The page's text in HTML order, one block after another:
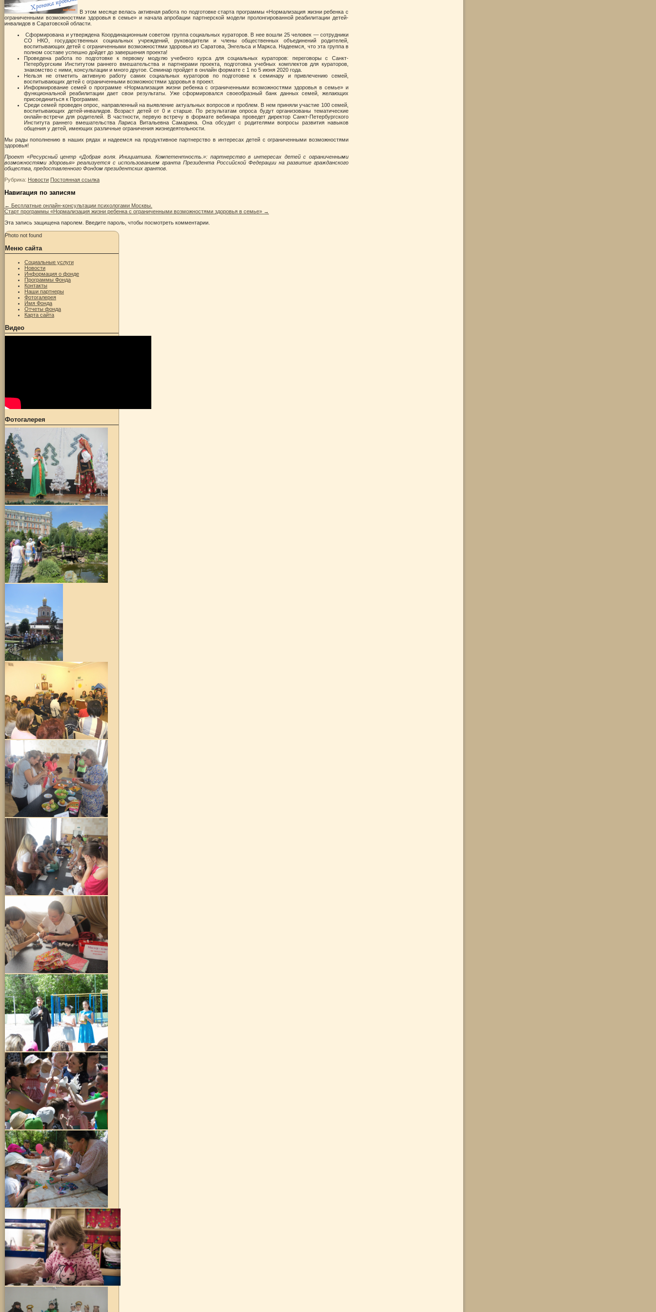
В этом месяце велась активная работа по подготовке старта программы «Нормализация жизни ребенка с
ограниченными возможностями здоровья в семье» и начала апробации партнерской модели пролонгированной реабилитации детей-
инвалидов в Саратовской области.
Сформирована и утверждена Координационным советом группа социальных кураторов. В нее вошли 25 человек — сотрудники
СО НКО, государственных социальных учреждений, руководители и члены общественных объединений родителей,
воспитывающих детей с ограниченными возможностями здоровья из Саратова, Энгельса и Маркса. Надеемся, что эта группа в
полном составе успешно дойдет до завершения проекта!
Проведена работа по подготовке к первому модулю учебного курса для социальных кураторов: переговоры с Санкт-
Петербургским Институтом раннего вмешательства и партнерами проекта, подготовка учебных комплектов для кураторов,
знакомство с ними, консультации и много другое. Семинар пройдет в онлайн формате с 1 по 5 июня 2020 года.
Нельзя не отметить активную работу самих социальных кураторов по подготовке к семинару и привлечению семей,
воспитывающих детей с ограниченными возможностями здоровья в проект.
Информирование семей о программе «Нормализация жизни ребенка с ограниченными возможностями здоровья в семье» и
функциональной реабилитации дает свои результаты. Уже сформировался своеобразный банк данных семей, желающих
присоединиться к Программе.
Среди семей проведен опрос, направленный на выявление актуальных вопросов и проблем. В нем приняли участие 100 семей,
воспитывающих детей-инвалидов. Возраст детей от 0 и старше. По результатам опроса будут организованы тематические
онлайн-встречи для родителей. В частности, первую встречу в формате вебинара проведет директор Санкт-Петербургского
Института раннего вмешательства Лариса Витальевна Самарина. Она обсудит с родителями вопросы развития навыков
общения у детей, имеющих различные ограничения жизнедеятельности.
Мы рады пополнению в наших рядах и надеемся на продуктивное партнерство в интересах детей с ограниченными возможностями
здоровья!
Проект «Ресурсный центр «Добрая воля. Инициатива. Компетентность.»: партнерство в интересах детей с ограниченными
возможностями здоровья» реализуется с использованием гранта Президента Российской Федерации на развитие гражданского
общества, предоставленного Фондом президентских грантов.
Рубрика: Новости Постоянная ссылка
Навигация по записям
← Бесплатные онлайн-консультации психологами Москвы.
Старт программы «Нормализация жизни ребенка с ограниченными возможностями здоровья в семье» →
Эта запись защищена паролем. Введите пароль, чтобы посмотреть комментарии.
Photo not found
Меню сайта
Социальные услуги
Новости
Информация о фонде
Программы Фонда
Контакты
Наши партнеры
Фотогалерея
Имя Фонда
Отчеты фонда
Карта сайта
Видео
Фотогалерея